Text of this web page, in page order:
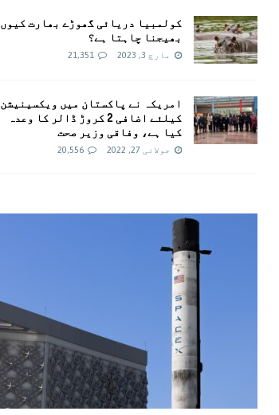
کولمبیا دریائی گھوڑے بھارت کیوں
بھیجنا چاہتا ہے؟
مارچ 3, 2023 21,351
امريکہ نے پاکستان میں ویکسینیشن
کیلئے اضافی 2 کروڑ ڈالر کا وعدہ
کیا ہے، وفاقی وزیر صحت
جولائی 27, 2022 20,556